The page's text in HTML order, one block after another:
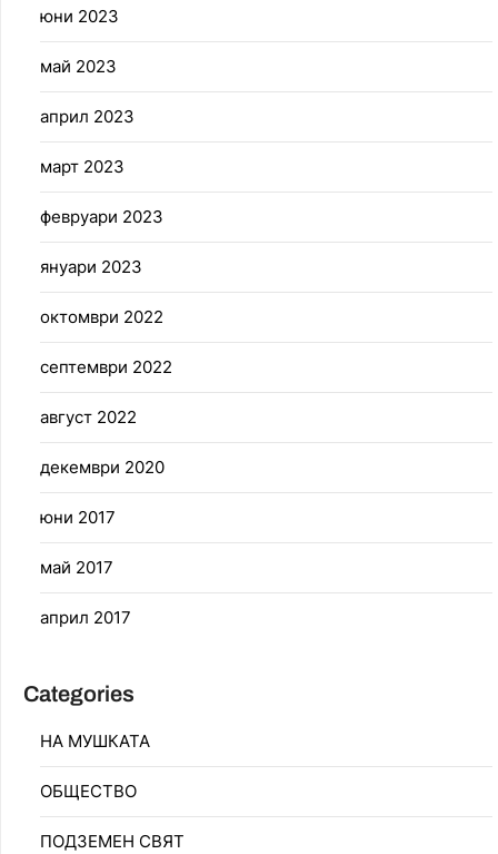
юни 2023
май 2023
април 2023
март 2023
февруари 2023
януари 2023
октомври 2022
септември 2022
август 2022
декември 2020
юни 2017
май 2017
април 2017
Categories
НА МУШКАТА
ОБЩЕСТВО
ПОДЗЕМЕН СВЯТ